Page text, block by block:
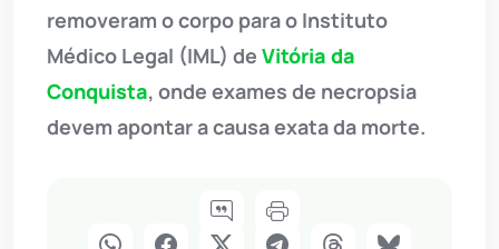
removeram o corpo para o Instituto
Médico Legal (IML) de Vitória da
Conquista, onde exames de necropsia
devem apontar a causa exata da morte.